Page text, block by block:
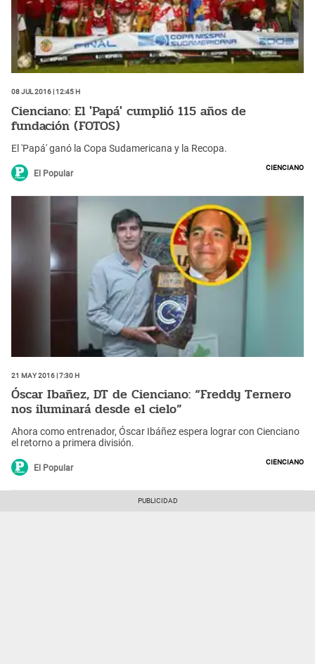
08 Jul 2016 | 12:45 h
Cienciano: El 'Papá' cumplió 115 años de
fundación (FOTOS)
El 'Papá' ganó la Copa Sudamericana y la Recopa.
El Popular
Cienciano
21 May 2016 | 7:30 h
Óscar Ibañez, DT de Cienciano: “Freddy Ternero
nos iluminará desde el cielo”
Ahora como entrenador, Óscar Ibáñez espera lograr con Cienciano
el retorno a primera división.
El Popular
Cienciano